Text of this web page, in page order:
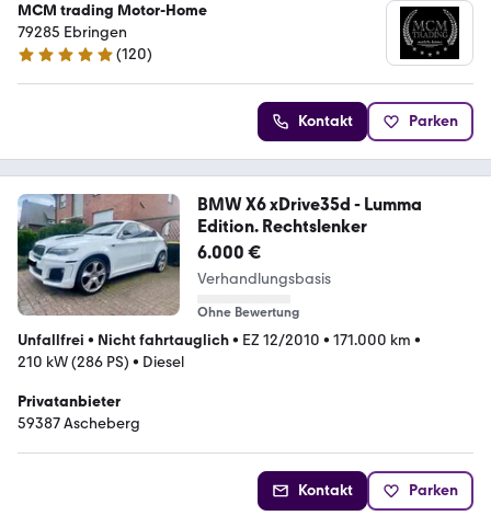
MCM trading Motor-Home
79285 Ebringen
4.9 Sterne
(120)
Kontakt Parken
BMW X6 xDrive35d - Lumma
Edition. Rechtslenker
6.000 €
Verhandlungsbasis
Ohne Bewertung
Unfallfrei • Nicht fahrtauglich• EZ 12/2010 • 171.000 km •
210 kW (286 PS) • Diesel
Privatanbieter
59387 Ascheberg
Kontakt Parken